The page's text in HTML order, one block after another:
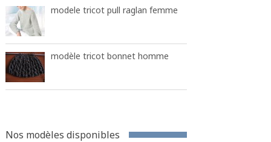
modele tricot pull raglan femme
modèle tricot bonnet homme
Nos modèles disponibles